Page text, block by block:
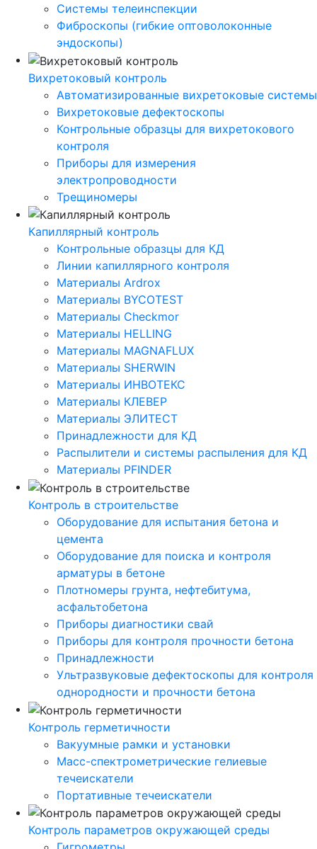
Системы телеинспекции
Фиброскопы (гибкие оптоволоконные
эндоскопы)
Вихретоковый контроль
Автоматизированные вихретоковые системы
Вихретоковые дефектоскопы
Контрольные образцы для вихретокового
контроля
Приборы для измерения
электропроводности
Трещиномеры
Капиллярный контроль
Контрольные образцы для КД
Линии капиллярного контроля
Материалы Ardrox
Материалы BYCOTEST
Материалы Checkmor
Материалы HELLING
Материалы MAGNAFLUX
Материалы SHERWIN
Материалы ИНВОТЕКС
Материалы КЛЕВЕР
Материалы ЭЛИТЕСТ
Принадлежности для КД
Распылители и системы распыления для КД
Материалы PFINDER
Контроль в строительстве
Оборудование для испытания бетона и
цемента
Оборудование для поиска и контроля
арматуры в бетоне
Плотномеры грунта, нефтебитума,
асфальтобетона
Приборы диагностики свай
Приборы для контроля прочности бетона
Принадлежности
Ультразвуковые дефектоскопы для контроля
однородности и прочности бетона
Контроль герметичности
Вакуумные рамки и установки
Масс-спектрометрические гелиевые
течеискатели
Портативные течеискатели
Контроль параметров окружающей среды